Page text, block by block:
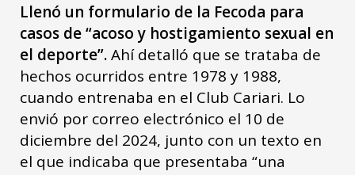
Llenó un formulario de la Fecoda para
casos de “acoso y hostigamiento sexual en
el deporte”.Ahí detalló que se trataba de
hechos ocurridos entre 1978 y 1988,
cuando entrenaba en el Club Cariari. Lo
envió por correo electrónico el 10 de
diciembre del 2024, junto con un texto en
el que indicaba que presentaba “una